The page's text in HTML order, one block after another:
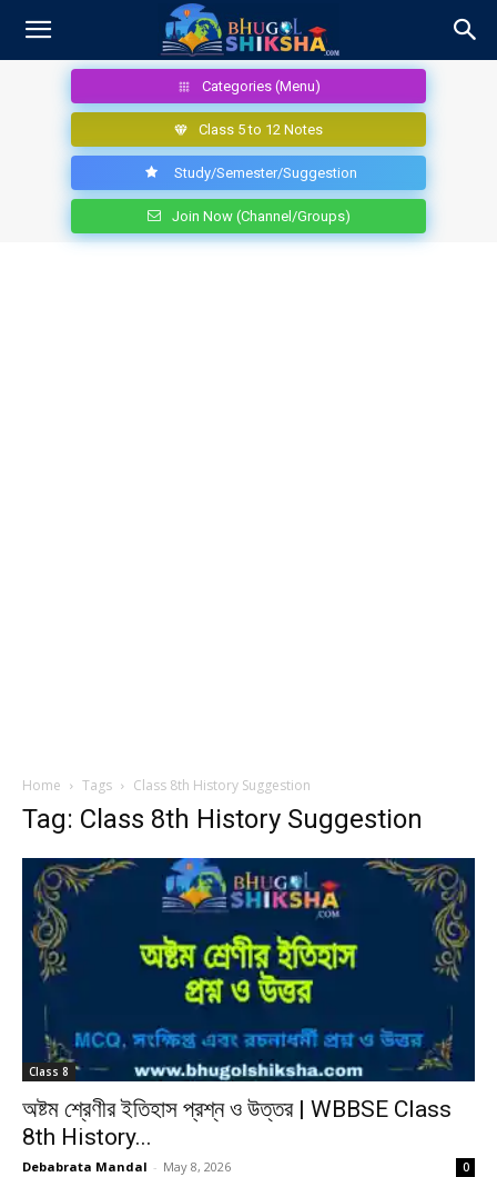
Categories (Menu)
Class 5 to 12 Notes
Study/Semester/Suggestion
Join Now (Channel/Groups)
Home Tags Class 8th History Suggestion
Tag: Class 8th History Suggestion
Class 8
অষ্টম শ্রেণীর ইতিহাস প্রশ্ন ও উত্তর | WBBSE Class
8th History...
Debabrata Mandal - May 8, 2026 0